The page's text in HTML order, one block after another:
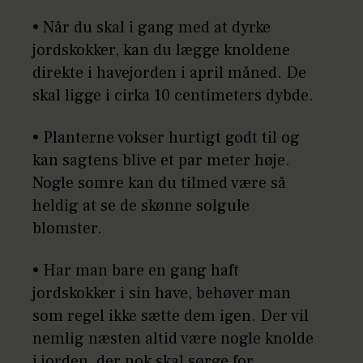
• Når du skal i gang med at dyrke
jordskokker, kan du lægge knoldene
direkte i havejorden i april måned. De
skal ligge i cirka 10 centimeters dybde.
• Planterne vokser hurtigt godt til og
kan sagtens blive et par meter høje.
Nogle somre kan du tilmed være så
heldig at se de skønne solgule
blomster.
• Har man bare en gang haft
jordskokker i sin have, behøver man
som regel ikke sætte dem igen. Der vil
nemlig næsten altid være nogle knolde